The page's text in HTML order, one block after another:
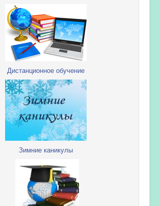
Дистанционное обучение
Зимние каникулы